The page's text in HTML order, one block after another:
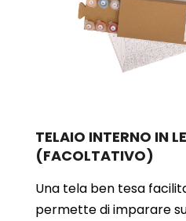
TELAIO INTERNO IN
(FACOLTATIVO)
Una tela ben tesa
permette di imparare